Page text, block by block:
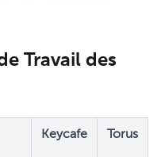
Travail des
Keycafe Torus